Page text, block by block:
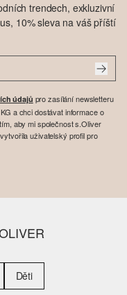
trendech, exkluzivní
10% sleva na váš příští
údajů pro zasílání newsletteru
a chci dostávat informace o
aby mi společnost s.Oliver
uživatelský profil pro
Děti